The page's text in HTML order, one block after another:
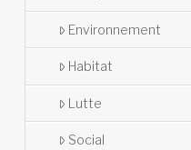
Environnement
Habitat
Lutte
Social